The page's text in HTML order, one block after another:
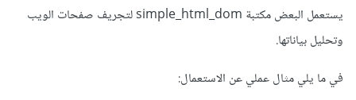
يستعمل البعض مكتبة simple_html_dom لتجريف صفحات الويب
وتحليل بياناتها.
في ما يلي مثال عملي عن الاستعمال: